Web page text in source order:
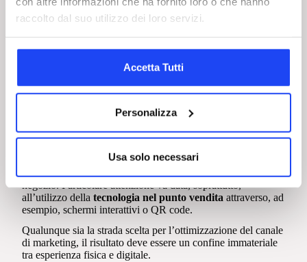
raccolto dal suo utilizzo dei loro servizi.
Accetta Tutti
Personalizza
Usa solo necessari
processo di monitoraggio delle prestazioni del chatbot.
, capace di conciliare in maniera
senza soluzione di continuità tra il punto vendita fisico e i
acquisti online. Questo permette ai clienti di combinare la
comodità dell’acquisto in rete con la rapidità del ritiro in
negozio. Particolare attenzione va data, soprattutto,
all’utilizzo dellatecnologia nel punto vendita attraverso, ad
esempio, schermi interattivi o QR code.
Qualunque sia la strada scelta per l’ottimizzazione del canale
di marketing, il risultato deve essere un confine immateriale
tra esperienza fisica e digitale.